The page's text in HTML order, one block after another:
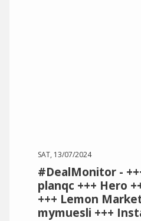
SAT, 13/07/2024
#DealMonitor -
planqc +++ Hero
+++ Lemon
mymuesli +++